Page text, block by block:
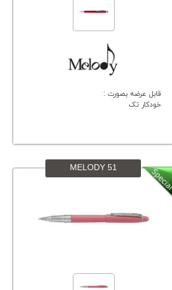
قابل عرضه بصورت :
خودکار تک
MELODY 51